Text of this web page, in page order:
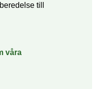
till
våra